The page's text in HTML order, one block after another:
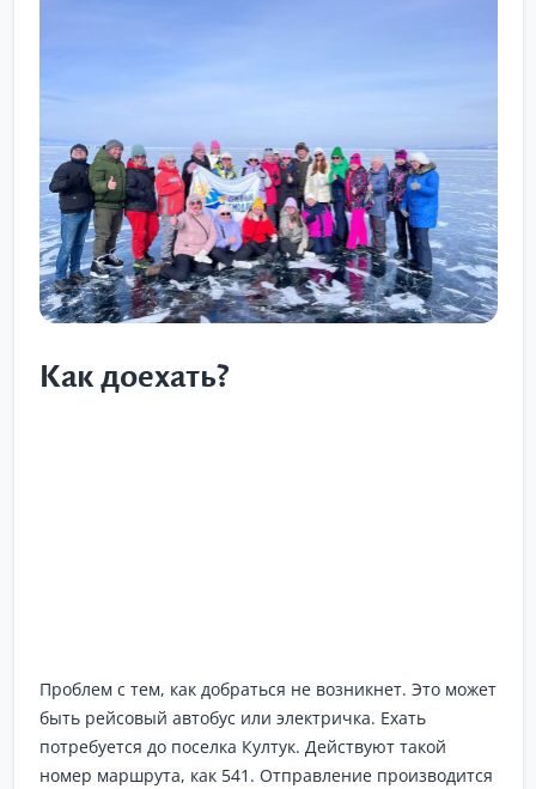
Как доехать?
Проблем с тем, как добраться не возникнет. Это может
быть рейсовый автобус или электричка. Ехать
потребуется до поселка Култук. Действуют такой
номер маршрута, как 541. Отправление производится